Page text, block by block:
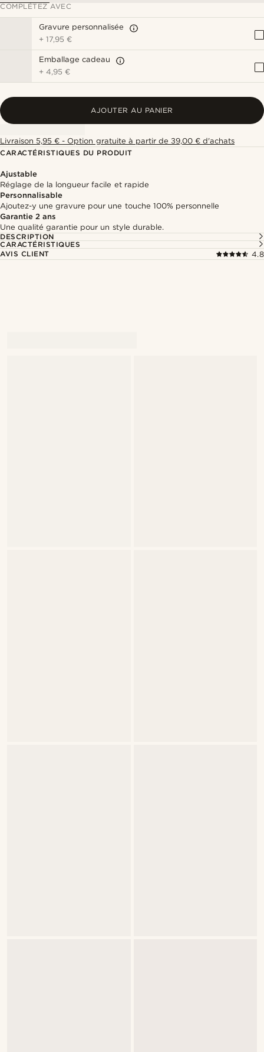
COMPLÉTEZ AVEC
Gravure personnalisée
+17,95 €
Emballage cadeau
+4,95 €
AJOUTER AU PANIER
Livraison 5,95 € - Option gratuite à partir de 39,00 € d'achats
CARACTÉRISTIQUES DU PRODUIT
Ajustable
Réglage de la longueur facile et rapide
Personnalisable
Ajoutez-y une gravure pour une touche 100% personnelle
Garantie 2 ans
Une qualité garantie pour un style durable.
DESCRIPTION
CARACTÉRISTIQUES
AVIS CLIENT
4.8